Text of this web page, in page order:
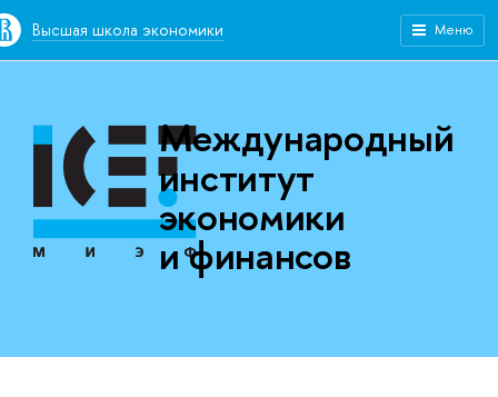
Высшая школа экономики Меню
Международный
институт
экономики
и финансов